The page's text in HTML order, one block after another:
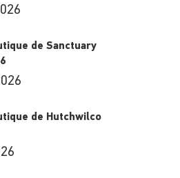
de Sanctuary
de Hutchwilco